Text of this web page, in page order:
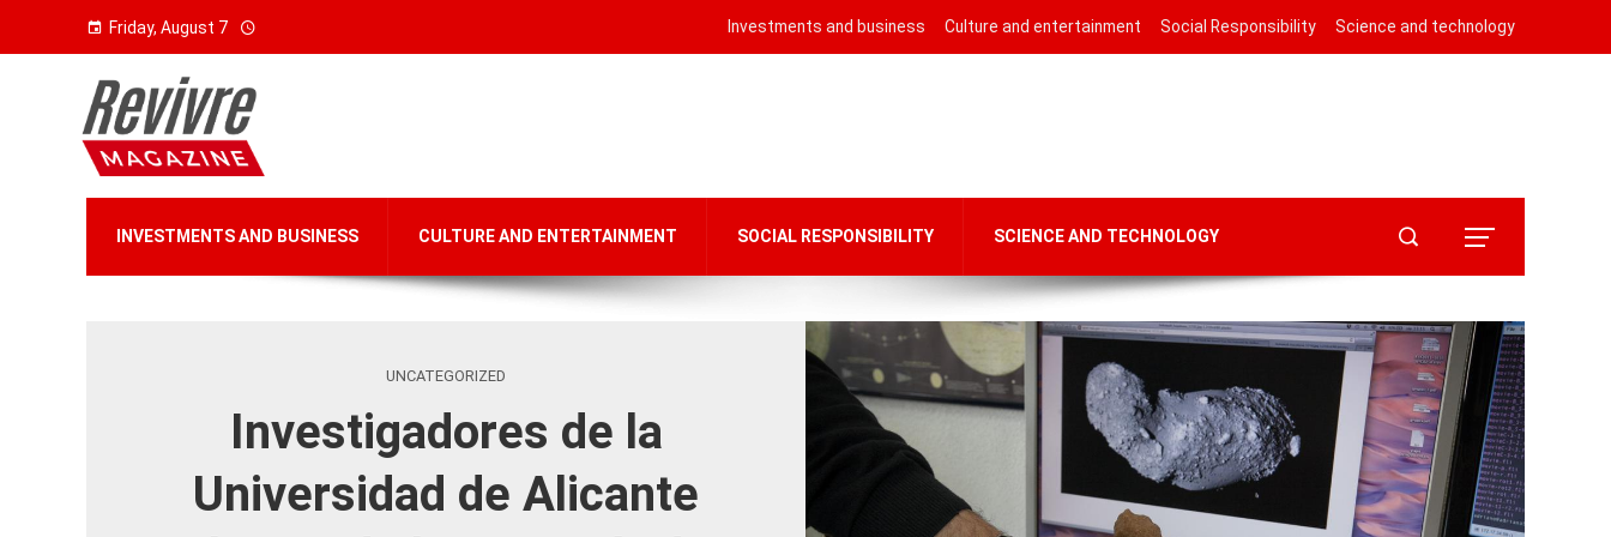
Friday, August 7 Investments and business Culture and entertainment Social Responsibility Science and technology
INVESTMENTS AND BUSINESS CULTURE AND ENTERTAINMENT SOCIAL RESPONSIBILITY SCIENCE AND TECHNOLOGY
UNCATEGORIZED
Investigadores de la
Universidad de Alicante